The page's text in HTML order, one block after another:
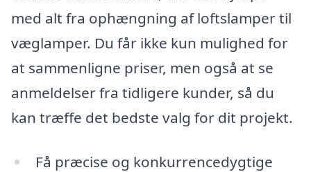
med alt fra ophængning af loftslamper til
væglamper. Du får ikke kun mulighed for
at sammenligne priser, men også at se
anmeldelser fra tidligere kunder, så du
kan træffe det bedste valg for dit projekt.
Få præcise og konkurrencedygtige